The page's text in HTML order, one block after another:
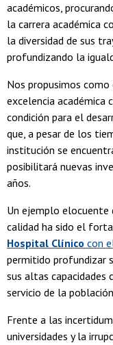
académicos,
la carrera académica
la diversidad de sus
profundizando la
Nos propusimos
excelencia académica
condición para el
que, a pesar de los
institución se
posibilitará nuevas
años.
Un ejemplo elocuente
calidad ha sido el
Hospital Clínico con
permitido profundizar
sus altas
servicio de la
Frente a las
universidades y la